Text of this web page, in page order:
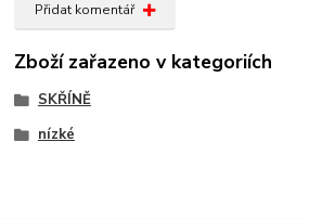
Přidat komentář
Zboží zařazeno v kategoriích
SKŘÍNĚ
nízké